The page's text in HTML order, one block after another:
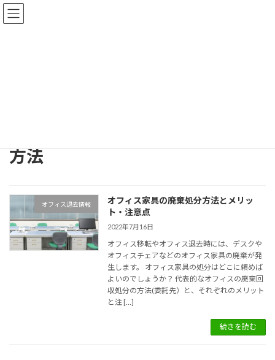
コ
ン
ナ
ビ
方法
オフィス退去情報
オフィス家具の廃棄処分方法とメリッ
ト・注意点
2022年7月16日
オフィス移転やオフィス退去時には、デスクや
オフィスチェアなどのオフィス家具の廃棄が発
生します。 オフィス家具の処分はどこに頼めば
よいのでしょうか？ 代表的なオフィスの廃棄回
収処分の方法(委託先）と、それぞれのメリット
と注 […]
続きを読む